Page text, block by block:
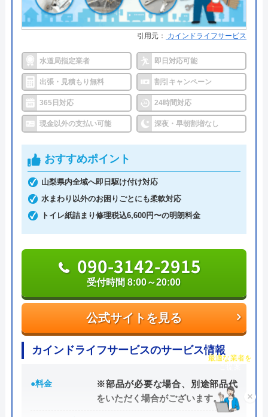
2.4（12 件のクチコミ）
※クチコミの内容について
向井洋介
2 年前
5月4日に蛇口から水漏れがあり見積をお願い
いたしました。蛇口交換が必要とのことでし
た。金額は５万円以上とのことでしたが交渉
して５万円にしてもらいました。いざ工事が
終わりカードで支払おうとすると手数料が別
印紙無しでOKしましたが税務上問題ありで
すよね！業務受け元の指導が悪く業者に上記
の指導をしているとすると税務署の指導・会
計検査が必要です。これ程口コミの悪い店に
返信もありません。
Googleクチコミを見る
●保証・保険
取り付け器具には1～5年間のメー
カー保証 ※消耗品など一部サービ
スを除く。
詳細は公式HPでご確認ください
水の110番救急車がおすすめの理由
「水の110番救急車」は株式会社RSが運営する水ま
わりの緊急対応サービスです。トイレ、お風呂、キ
ッチンなどの蛇口や排水溝・排水口・排水管つまり
や水漏れ修理に対応。受付時間は7:00～22:00です。
365日年中無休で営業しているので、週末や祝日で
も依頼が可能です。電話を掛けると、受付から最短
30分で駆けつけてくれます。排水管のつまり、あふ
れなど、急なトラブルが発生しても迅速に対応して
くれます。
「WEBを見た」と伝えれば、料金から1,000円割引
に。例えば排水管の修理見積は0円。排水管修理費
用は2,200円～。業界最安値に挑戦しているので、良
心的な価格です。
クレジットカード決済、銀行支払い、コンビニでの
支払いにも対応しているので安心してください。
引用元： カインドライフサービス
水道局指定業者 即日対応可能
出張・見積もり無料 割引キャンペーン
365日対応 24時間対応
現金以外の支払い可能 深夜・早朝割増なし
おすすめポイント
山梨県内全域へ即日駆け付け対応
水まわり以外のお困りごとにも柔軟対応
トイレ紙詰まり修理税込6,600円〜の明朗料金
公式サイトを見る
090-3142-2915
受付時間 8:00～20:00
カインドライフサービスのサービス情報
●料金
※部品が必要な場合、別途部品代
をいただく場合がございます。
×
チャット診断で
最適な業者を
ご提案